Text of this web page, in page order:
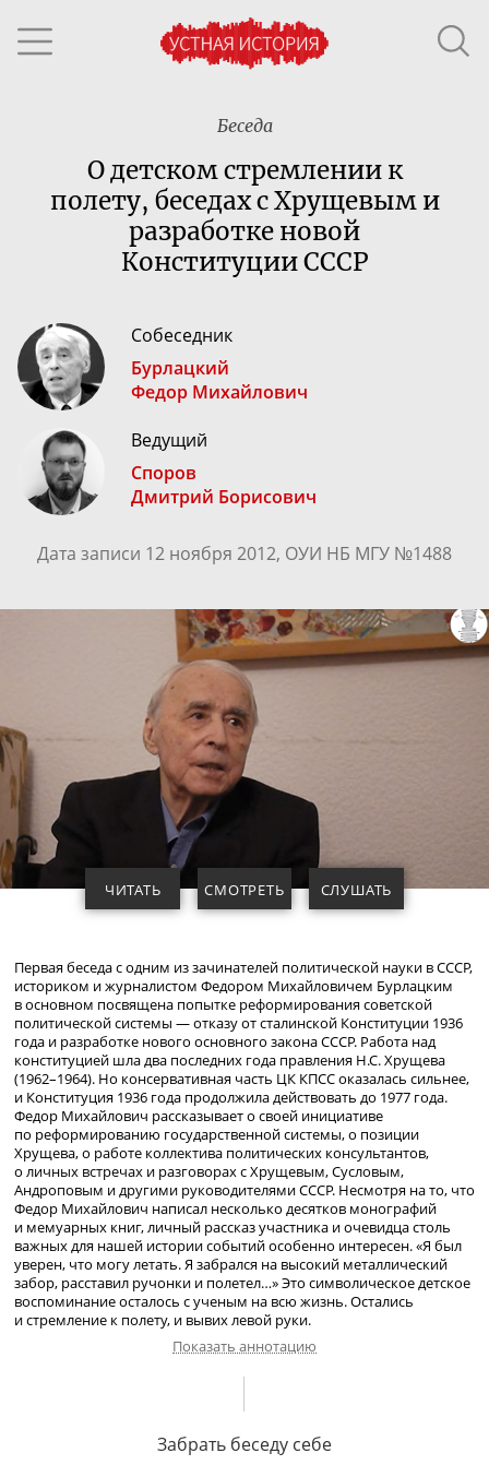
Беседа
О детском стремлении к
полету, беседах с Хрущевым и
разработке новой
Конституции СССР
Собеседник
Бурлацкий
Федор Михайлович
Ведущий
Споров
Дмитрий Борисович
Дата записи 12 ноября 2012, ОУИ НБ МГУ №1488
ЧИТАТЬ СМОТРЕТЬ СЛУШАТЬ
Первая беседа с одним из зачинателей политической науки в СССР,
историком и журналистом Федором Михайловичем Бурлацким
в основном посвящена попытке реформирования советской
политической системы — отказу от сталинской Конституции 1936
года и разработке нового основного закона СССР. Работа над
конституцией шла два последних года правления Н.С. Хрущева
(1962–1964). Но консервативная часть ЦК КПСС оказалась сильнее,
и Конституция 1936 года продолжила действовать до 1977 года.
Федор Михайлович рассказывает о своей инициативе
по реформированию государственной системы, о позиции
Хрущева, о работе коллектива политических консультантов,
о личных встречах и разговорах с Хрущевым, Сусловым,
Андроповым и другими руководителями СССР. Несмотря на то, что
Федор Михайлович написал несколько десятков монографий
и мемуарных книг, личный рассказ участника и очевидца столь
важных для нашей истории событий особенно интересен. «Я был
уверен, что могу летать. Я забрался на высокий металлический
забор, расставил ручонки и полетел…» Это символическое детское
воспоминание осталось с ученым на всю жизнь. Остались
и стремление к полету, и вывих левой руки.
Снятие Хрущева с поста Первого секретаря ЦК КПСС. Проект новой
конституции. Группа единомышленников. Варианты перехода
Показать аннотацию
Забрать беседу себе